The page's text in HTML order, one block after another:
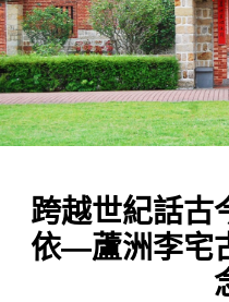
跨越世紀話古
依—蘆洲李宅